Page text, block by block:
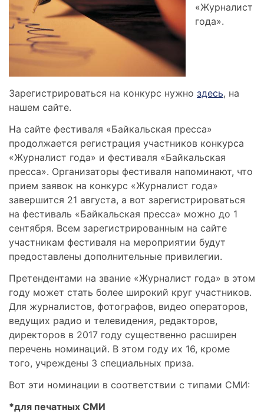
«Журналист
года».
Зарегистрироваться на конкурс нужно здесь, на
нашем сайте.
На сайте фестиваля «Байкальская пресса»
продолжается регистрация участников конкурса
«Журналист года» и фестиваля «Байкальская
пресса». Организаторы фестиваля напоминают, что
прием заявок на конкурс «Журналист года»
завершится 21 августа, а вот зарегистрироваться
на фестиваль «Байкальская пресса» можно до 1
сентября. Всем зарегистрированным на сайте
участникам фестиваля на мероприятии будут
предоставлены дополнительные привилегии.
Претендентами на звание «Журналист года» в этом
году может стать более широкий круг участников.
Для журналистов, фотографов, видео операторов,
ведущих радио и телевидения, редакторов,
директоров в 2017 году существенно расширен
перечень номинаций. В этом году их 16, кроме
того, учреждены 3 специальных приза.
Вот эти номинации в соответствии с типами СМИ:
*для печатных СМИ